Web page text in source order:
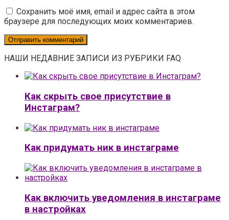
Сохранить моё имя, email и адрес сайта в этом
браузере для последующих моих комментариев.
НАШИ НЕДАВНИЕ ЗАПИСИ ИЗ РУБРИКИ FAQ
Как скрыть свое присутствие в
Инстаграм?
Как придумать ник в инстаграме
Как включить уведомления в инстаграме
в настройках